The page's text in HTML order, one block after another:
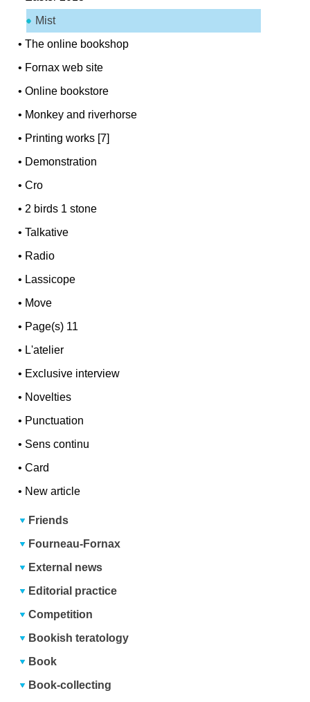
Mist
•The online bookshop
• Fornax web site
•Online bookstore
• Monkey and riverhorse
• Printing works [7]
• Demonstration
•Cro
•2 birds 1 stone
•Talkative
• Radio
• Lassicope
• Move
• Page(s) 11
• L'atelier
• Exclusive interview
• Novelties
• Punctuation
• Sens continu
•Card
• New article
Friends
Fourneau-Fornax
External news
Editorial practice
Competition
Bookish teratology
Book
Book-collecting